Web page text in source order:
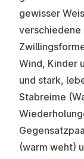
gewisser
verschiedene
Wind, Kinder
und stark,
Stabreime
(warm weht)